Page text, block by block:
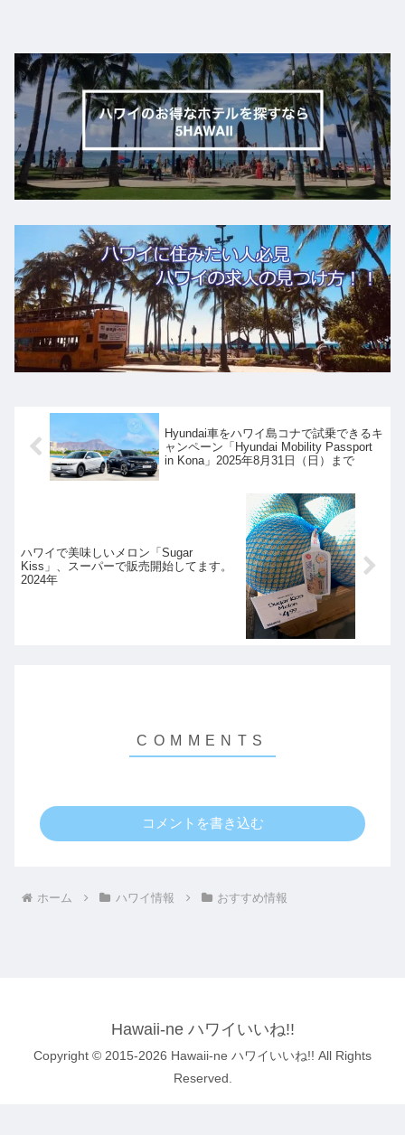
Hyundai車をハワイ島コナで試乗できるキ
ャンペーン「Hyundai Mobility Passport
in Kona」2025年8月31日（日）まで
ハワイで美味しいメロン「Sugar
Kiss」、スーパーで販売開始してます。
2024年
コメントを書き込む
ホーム ハワイ情報 おすすめ情報
Hawaii-ne ハワイいいね!!
Copyright © 2015-2026 Hawaii-ne ハワイいいね!! All Rights
Reserved.